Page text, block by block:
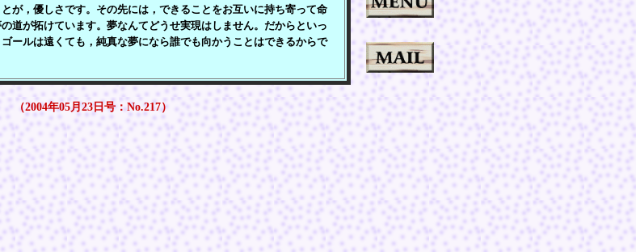
が，優しさです。その先には，できることをお互いに持ち寄って命
道が拓けています。夢なんてどうせ実現はしません。だからといっ
ールは遠くても，純真な夢になら誰でも向かうことはできるからで
（2004年05月23日号：No.217）